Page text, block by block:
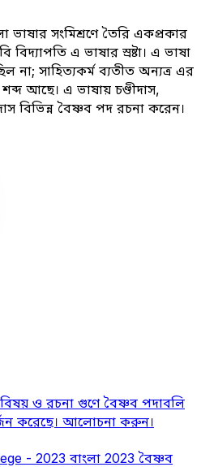
ভাষার সংমিশ্রণে তৈরি একপ্রকার
বিদ্যাপতি এ ভাষার স্রষ্টা। এ ভাষা
না; সাহিত্যকর্ম ব্যতীত অন্যত্র এর
আছে। এ ভাষায় চণ্ডীদাস,
বিভিন্ন বৈষ্ণব পদ রচনা করেন।
বিষয় ও রচনা গুণে বৈষ্ণব পদাবলি
করেছে। আলোচনা করুন।
- 2023 বাংলা 2023বৈষ্ণব